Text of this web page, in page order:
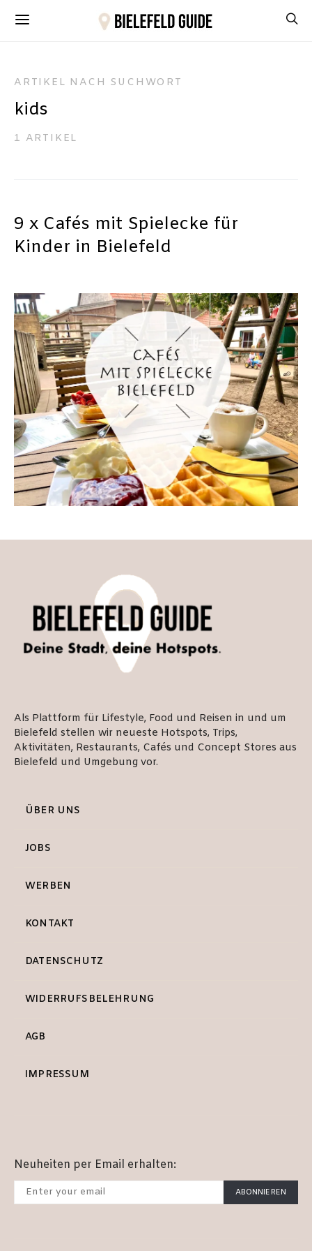
ARTIKEL NACH SUCHWORT
kids
1 ARTIKEL
9 x Cafés mit Spielecke für
Kinder in Bielefeld
Als Plattform für Lifestyle, Food und Reisen in und um
Bielefeld stellen wir neueste Hotspots, Trips,
Aktivitäten, Restaurants, Cafés und Concept Stores aus
Bielefeld und Umgebung vor.
ÜBER UNS
JOBS
WERBEN
KONTAKT
DATENSCHUTZ
WIDERRUFSBELEHRUNG
AGB
IMPRESSUM
Neuheiten per Email erhalten:
ABONNIEREN